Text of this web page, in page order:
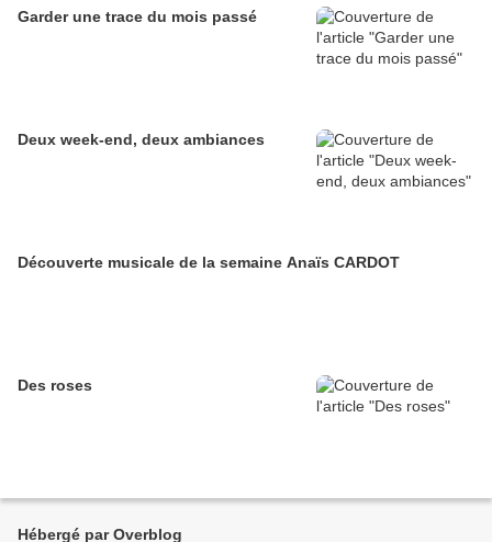
Garder une trace du mois passé
Deux week-end, deux ambiances
Découverte musicale de la semaine Anaïs CARDOT
Des roses
Hébergé par Overblog